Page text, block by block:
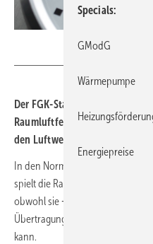
Der FGK-Status-Report 58
Raumluftfeuchtigkeit zur
den Luftweg in der Heizperiode
In den Normen für die Auslegung
spielt die Raumluftfeuchtigkeit
obwohl sie − neben der Lüftung
Übertragung von
kann.
Specials
GModG
Wärmepumpe
Energiepreise